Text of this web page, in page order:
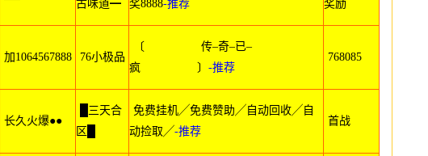
古味道━
奖8888-推荐
奖励
加1064567888 76小极品
〔 传–奇–已–
疯 〕 -推荐
768085
长久火爆●●
█三天合
区█
免费挂机╱免费赞助╱自动回收╱自
动捡取╱-推荐
首战